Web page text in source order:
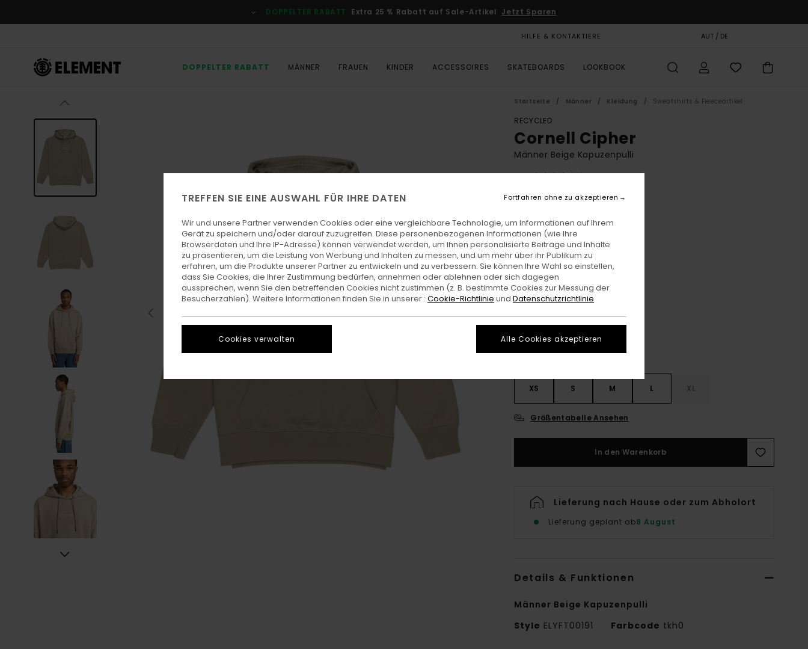
Produktinformation
DOPPELTER RABATT Extra 25 % Rabatt auf Sale-Artikel Jetzt Sparen
HILFE & KONTAKTIERE AUT / DE
DOPPELTER RABATT MÄNNER FRAUEN KINDER ACCESSOIRES SKATEBOARDS LOOKBOOK
Startseite Männer Kleidung Sweatshirts & Fleeceartikel
RECYCLED
Cornell Cipher
Männer Beige Kapuzenpulli
4.8
ECO-BONUS
€ 31,87
SALE
DOPPELTER RABATT EXTRA 25 %
Farbe Aluminum
XS S M L XL
Größentabelle Ansehen
In den Warenkorb
Lieferung nach Hause oder zum Abholort
Lieferung geplant ab8 August
Details & Funktionen
Männer Beige Kapuzenpulli
Style ELYFT00191 Farbcode tkh0
TREFFEN SIE EINE AUSWAHL FÜR IHRE DATEN
Wir und unsere Partner verwenden Cookies oder eine vergleichbare Technologie, um Informationen auf Ihrem
Gerät zu speichern und/oder darauf zuzugreifen. Diese personenbezogenen Informationen (wie Ihre
Browserdaten und Ihre IP-Adresse) können verwendet werden, um Ihnen personalisierte Beiträge und Inhalte
zu präsentieren, um die Leistung von Werbung und Inhalten zu messen, und um mehr über ihr Publikum zu
erfahren, um die Produkte unserer Partner zu entwickeln und zu verbessern. Sie können Ihre Wahl so einstellen,
dass Sie Cookies, die Ihrer Zustimmung bedürfen, annehmen oder ablehnen oder sich dagegen
aussprechen, wenn Sie den betreffenden Cookies nicht zustimmen (z. B. bestimmte Cookies zur Messung der
Besucherzahlen). Weitere Informationen finden Sie in unserer : Cookie-Richtlinie und Datenschutzrichtlinie
Cookies verwalten
Fortfahren ohne zu akzeptieren
Alle Cookies akzeptieren